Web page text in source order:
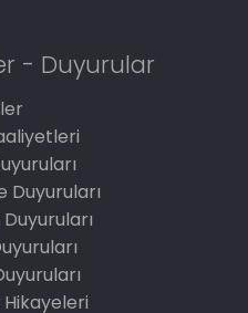
- Duyurular
Duyuruları
Hikayeleri